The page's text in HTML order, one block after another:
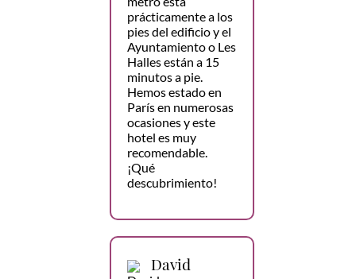
prácticamente a los
pies del edificio y el
Ayuntamiento o Les
Halles están a 15
minutos a pie.
Hemos estado en
París en numerosas
ocasiones y este
hotel es muy
recomendable.
¡Qué
descubrimiento!
David